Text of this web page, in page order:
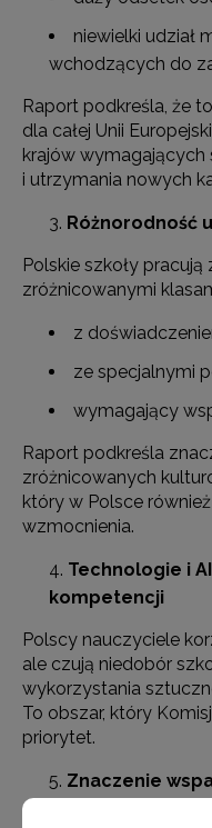
niewielki udział
wchodzących do
Raport podkreśla, że
dla całej Unii
krajów
i utrzymania nowych
Różnorodność
Polskie szkoły
zróżnicowanymi
z
ze specjalnymi
wymagający
Raport podkreśla
zróżnicowanych
który w Polsce
wzmocnienia.
Technologie i
kompetencji
Polscy nauczyciele
ale czują niedobór
wykorzystania
To obszar, który
priorytet.
Znaczenie